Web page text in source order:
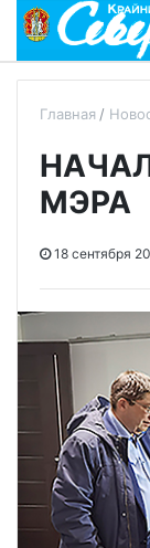
Главная
МЭРА
18 сентября